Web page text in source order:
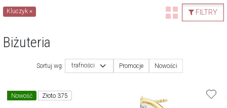
FILTRY
Kluczyk×
Biżuteria
Sortuj wg: trafności Promocje Nowości
Nowość Złoto 375